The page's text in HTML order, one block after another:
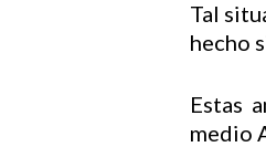
Tal
hecho
Estas
medio